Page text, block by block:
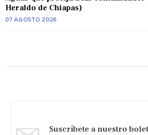
Heraldo de Chiapas)
07 AGOSTO 2026
Suscríbete a nuestro